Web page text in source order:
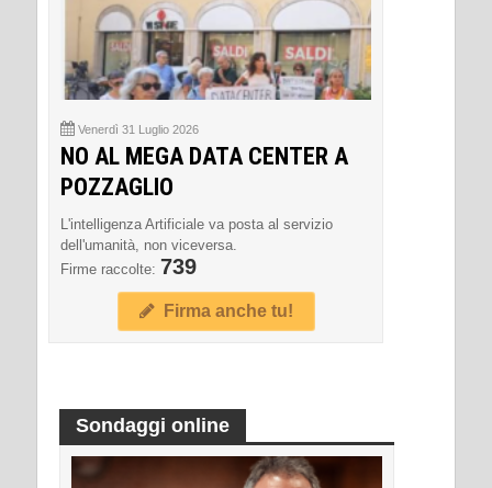
Venerdì 31 Luglio 2026
NO AL MEGA DATA CENTER A
POZZAGLIO
L'intelligenza Artificiale va posta al servizio
dell'umanità, non viceversa.
Firme raccolte: 739
Firma anche tu!
Sondaggi online